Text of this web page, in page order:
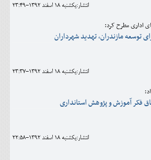
انتشار:يکشنبه 18 اسفند 1392-23:49
اداری مطرح کرد:
توسعه مازندران، تهدید شهرداران
انتشار:يکشنبه 18 اسفند 1392-23:37
فکر آموزش و پژوهش استانداری
انتشار:يکشنبه 18 اسفند 1392-22:58